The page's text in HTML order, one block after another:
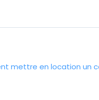
mettre en location un